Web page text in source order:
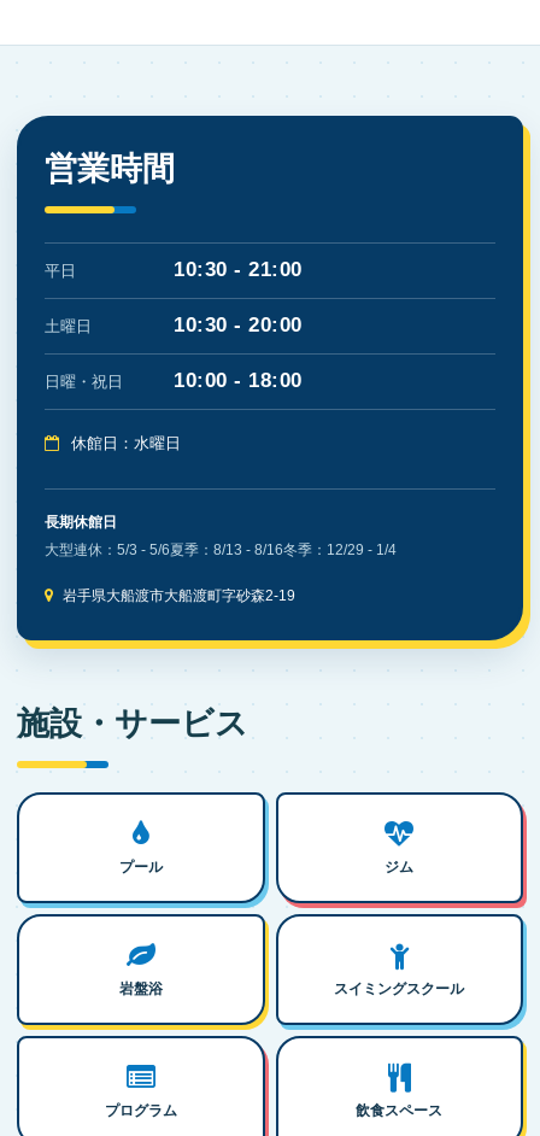
営業時間
平日 10:30 - 21:00
土曜日 10:30 - 20:00
日曜・祝日 10:00 - 18:00
休館日：水曜日
長期休館日
大型連休：5/3 - 5/6夏季：8/13 - 8/16冬季：12/29 - 1/4
岩手県大船渡市大船渡町字砂森2-19
施設・サービス
プール ジム
岩盤浴 スイミングスクール
プログラム 飲食スペース